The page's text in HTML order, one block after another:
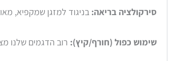
סירקולציה בריאה: בניגוד למזגן שמקפיא,
שימוש כפול (חורף/קיץ): רוב הדגמים שלנו